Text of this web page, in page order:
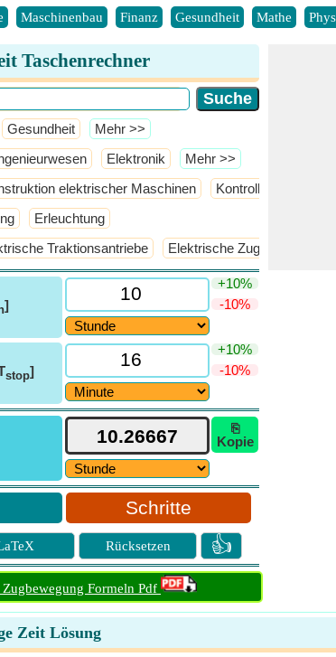
Maschinenbau Finanz Gesundheit Mathe
Taschenrechner
Gesundheit ​Mehr >>
Elektronik ​Mehr >>
elektrischer Maschinen Kontrollsystem
Erleuchtung
Traktionsantriebe Elektrische Zugphysik
]
+10%
-10%
stop]
+10%
-10%
⎘
Kopie
Schritte
Rücksetzen 👍
Formeln Pdf
Zeit Lösung